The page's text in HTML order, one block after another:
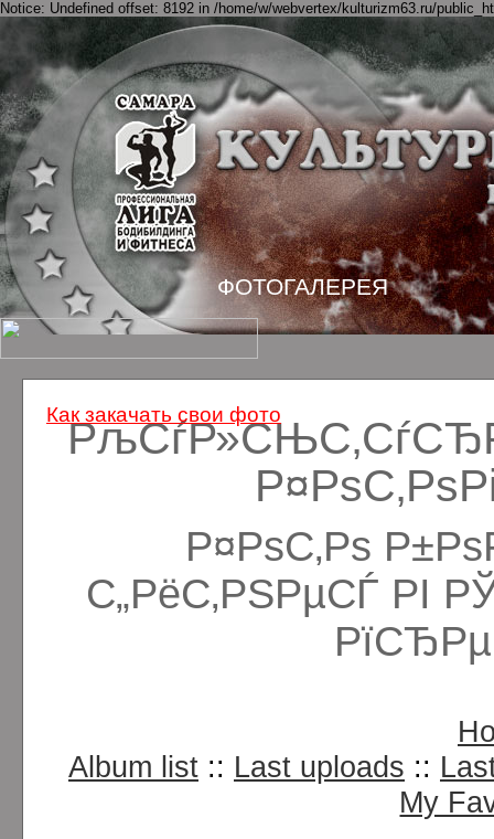
Notice: Undefined offset: 8192 in /home/w/webvertex/kulturizm63.ru/
Р¤РѕС‚Рѕ
С„РёС‚РЅРµСЃ РІ
Album list :: Last uploads ::
My
ФОТОГАЛЕРЕЯ
Как закачать свои фото